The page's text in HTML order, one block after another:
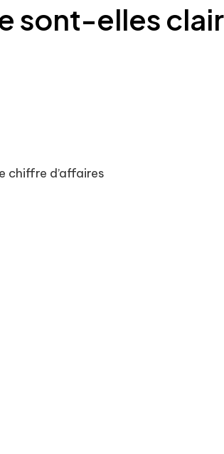
sont-elles
chiffre d’affaires